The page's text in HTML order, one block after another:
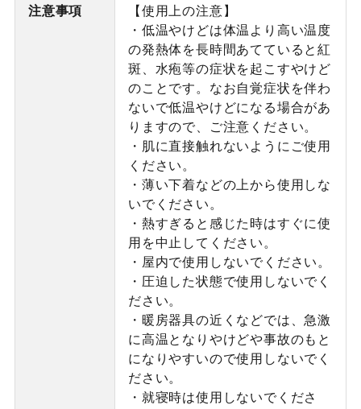
注意事項
【使用上の注意】
・低温やけどは体温より高い温度
の発熱体を長時間あてていると紅
斑、水疱等の症状を起こすやけど
のことです。なお自覚症状を伴わ
ないで低温やけどになる場合があ
りますので、ご注意ください。
・肌に直接触れないようにご使用
ください。
・薄い下着などの上から使用しな
いでください。
・熱すぎると感じた時はすぐに使
用を中止してください。
・屋内で使用しないでください。
・圧迫した状態で使用しないでく
ださい。
・暖房器具の近くなどでは、急激
に高温となりやけどや事故のもと
になりやすいので使用しないでく
ださい。
・就寝時は使用しないでくださ